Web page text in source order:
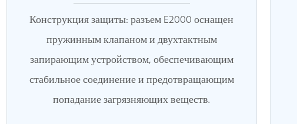
Конструкция защиты: разъем E2000 оснащен
пружинным клапаном и двухтактным
запирающим устройством, обеспечивающим
стабильное соединение и предотвращающим
попадание загрязняющих веществ.